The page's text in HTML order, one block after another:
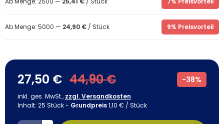
Ab Menge: 5000 — 24,90 € / Stück 9% Preisvorteil
27,50 € 44,90 € -38%
inkl. ges. MwSt., zzgl. Versandkosten
Inhalt: 25 Stück- Grundpreis1,10 € / Stück